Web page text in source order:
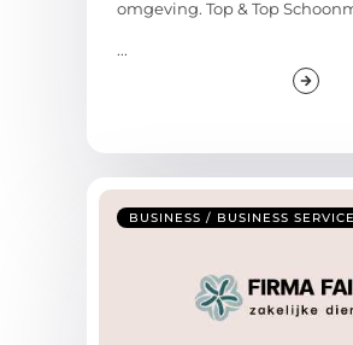
omgeving. Top & Top
...
BUSINESS / BUSINESS